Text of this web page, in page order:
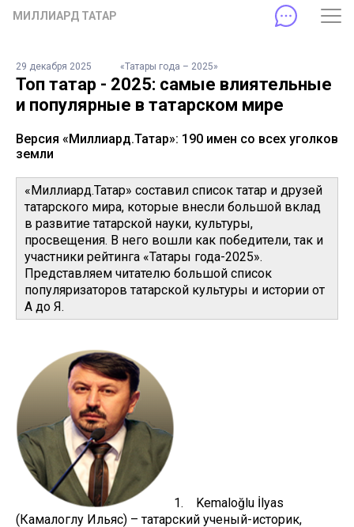
МИЛЛИАРД ТАТАР
29 декабря 2025 «Татары года – 2025»
Топ татар - 2025: самые влиятельные
и популярные в татарском мире
Версия «Миллиард.Татар»: 190 имен со всех уголков
земли
«Миллиард.Татар» составил список татар и друзей
татарского мира, которые внесли большой вклад
в развитие татарской науки, культуры,
просвещения. В него вошли как победители, так и
участники рейтинга «Татары года-2025».
Представляем читателю большой список
популяризаторов татарской культуры и истории от
А до Я.
1. Kemaloğlu İlyas
(Камалоглу Ильяс) – татарский ученый-историк,